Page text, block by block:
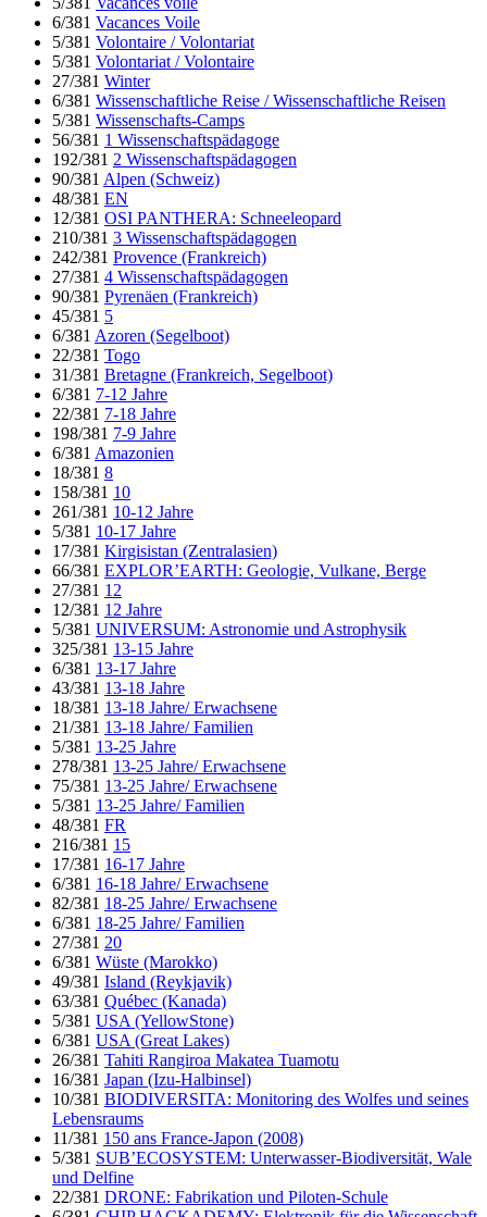
6/381 Vacances Voile
5/381 Volontaire / Volontariat
5/381 Volontariat / Volontaire
27/381 Winter
6/381 Wissenschaftliche Reise / Wissenschaftliche Reisen
5/381 Wissenschafts-Camps
56/381 1 Wissenschaftspädagoge
192/381 2 Wissenschaftspädagogen
90/381 Alpen (Schweiz)
48/381 EN
12/381 OSI PANTHERA: Schneeleopard
210/381 3 Wissenschaftspädagogen
242/381 Provence (Frankreich)
27/381 4 Wissenschaftspädagogen
90/381 Pyrenäen (Frankreich)
45/381 5
6/381 Azoren (Segelboot)
22/381 Togo
31/381 Bretagne (Frankreich, Segelboot)
6/381 7-12 Jahre
22/381 7-18 Jahre
198/381 7-9 Jahre
6/381 Amazonien
18/381 8
158/381 10
261/381 10-12 Jahre
5/381 10-17 Jahre
17/381 Kirgisistan (Zentralasien)
66/381 EXPLOR’EARTH: Geologie, Vulkane, Berge
27/381 12
12/381 12 Jahre
5/381 UNIVERSUM: Astronomie und Astrophysik
325/381 13-15 Jahre
6/381 13-17 Jahre
43/381 13-18 Jahre
18/381 13-18 Jahre/ Erwachsene
21/381 13-18 Jahre/ Familien
5/381 13-25 Jahre
278/381 13-25 Jahre/ Erwachsene
75/381 13-25 Jahre/ Erwachsene
5/381 13-25 Jahre/ Familien
48/381 FR
216/381 15
17/381 16-17 Jahre
6/381 16-18 Jahre/ Erwachsene
82/381 18-25 Jahre/ Erwachsene
6/381 18-25 Jahre/ Familien
27/381 20
6/381 Wüste (Marokko)
49/381 Island (Reykjavik)
63/381 Québec (Kanada)
5/381 USA (YellowStone)
6/381 USA (Great Lakes)
26/381 Tahiti Rangiroa Makatea Tuamotu
16/381 Japan (Izu-Halbinsel)
10/381 BIODIVERSITA: Monitoring des Wolfes und seines
Lebensraums
11/381 150 ans France-Japon (2008)
5/381 SUB’ECOSYSTEM: Unterwasser-Biodiversität, Wale
und Delfine
22/381 DRONE: Fabrikation und Piloten-Schule